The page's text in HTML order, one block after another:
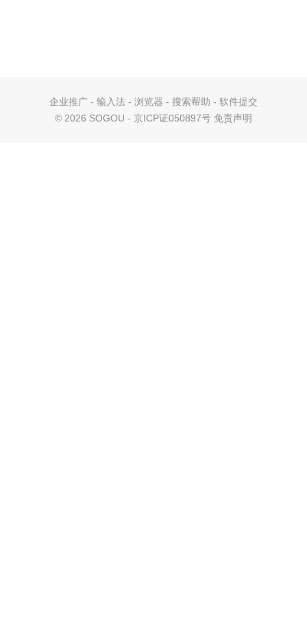
企业推广 - 输入法 - 浏览器 - 搜索帮助 - 软件提交
© 2026 SOGOU - 京ICP证050897号 免责声明